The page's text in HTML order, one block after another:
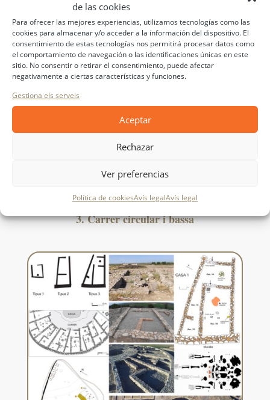
de las cookies
Para ofrecer las mejores experiencias, utilizamos tecnologías como las
cookies para almacenar y/o acceder a la información del dispositivo. El
consentimiento de estas tecnologías nos permitirá procesar datos como
el comportamiento de navegación o las identificaciones únicas en este
sitio. No consentir o retirar el consentimiento, puede afectar
negativamente a ciertas características y funciones.
Gestiona els serveis
Aceptar
Rechazar
Ver preferencias
Política de cookiesAvís legalAvís legal
3. Carrer circular i bassa